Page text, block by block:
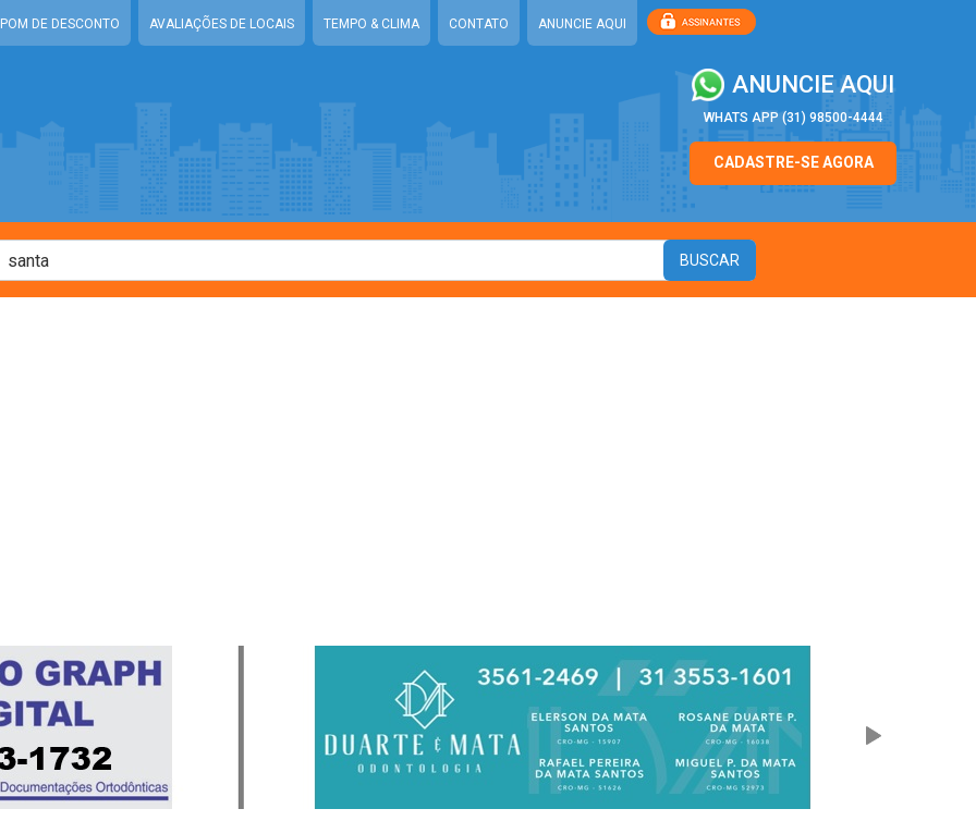
DE DESCONTO AVALIAÇÕES DE LOCAIS TEMPO & CLIMA CONTATO ANUNCIE AQUI
ANUNCIE AQUI
WHATS APP (31) 98500-4444
CADASTRE-SE AGORA